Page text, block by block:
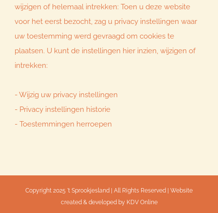
wijzigen of helemaal intrekken: Toen u deze website
voor het eerst bezocht, zag u privacy instellingen waar
uw toestemming werd gevraagd om cookies te
plaatsen. U kunt de instellingen hier inzien, wijzigen of
intrekken:
-Wijzig uw privacy instellingen
- Privacy instellingen historie
- Toestemmingen herroepen
Copyright 2025 't Sprookjesland | All Rights Reserved | Website
created & developed by KDV Online